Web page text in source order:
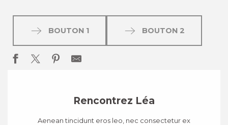
BOUTON 1 BOUTON 2
Rencontrez Léa
Aenean tincidunt eros leo, nec consectetur ex